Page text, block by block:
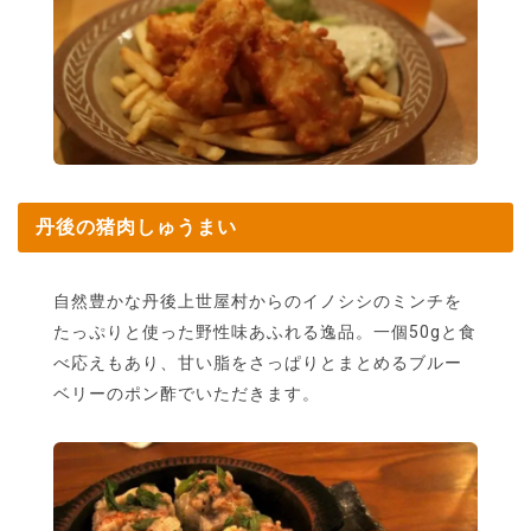
丹後の猪肉しゅうまい
自然豊かな丹後上世屋村からのイノシシのミンチを
たっぷりと使った野性味あふれる逸品。一個50gと食
べ応えもあり、甘い脂をさっぱりとまとめるブルー
ベリーのポン酢でいただきます。